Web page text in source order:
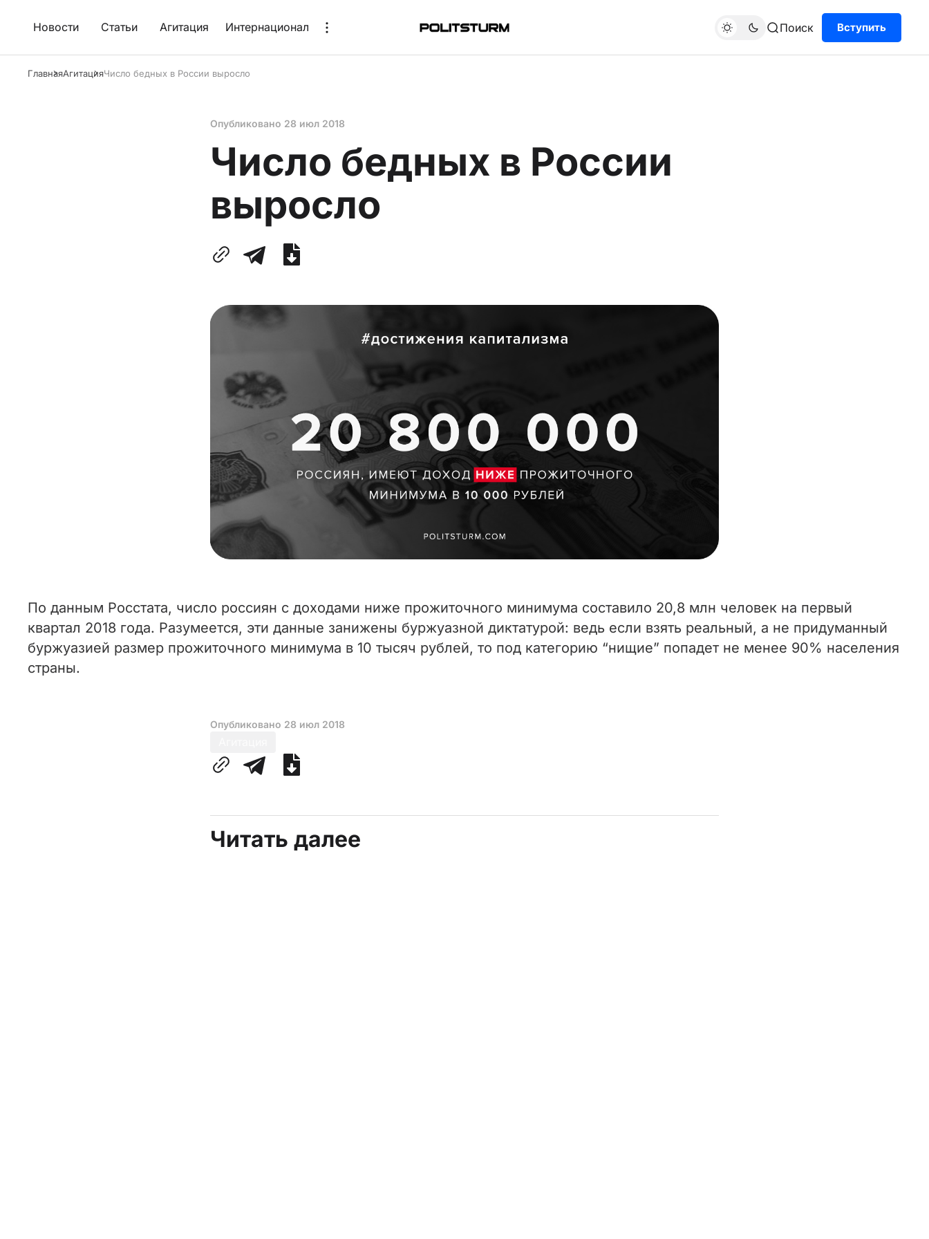
Новости Статьи Агитация Интернационал Поиск Вступить
ГлавнаяАгитацияЧисло бедных в России выросло
Опубликовано 28 июл 2018
Число бедных в России
выросло
По данным Росстата, число россиян с доходами ниже прожиточного минимума составило 20,8 млн человек на первый
квартал 2018 года. Разумеется, эти данные занижены буржуазной диктатурой: ведь если взять реальный, а не придуманный
буржуазией размер прожиточного минимума в 10 тысяч рублей, то под категорию “нищие” попадет не менее 90% населения
страны.
Опубликовано 28 июл 2018
Читать далее